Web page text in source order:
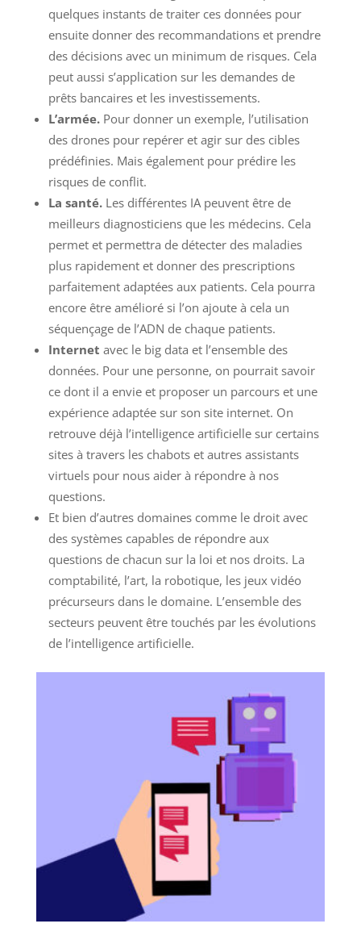
quelques instants de traiter ces données pour
ensuite donner des recommandations et prendre
des décisions avec un minimum de risques. Cela
peut aussi s’application sur les demandes de
prêts bancaires et les investissements.
L’armée.Pour donner un exemple, l’utilisation
des drones pour repérer et agir sur des cibles
prédéfinies. Mais également pour prédire les
risques de conflit.
La santé. Les différentes IA peuvent être de
meilleurs diagnosticiens que les médecins. Cela
permet et permettra de détecter des maladies
plus rapidement et donner des prescriptions
parfaitement adaptées aux patients. Cela pourra
encore être amélioré si l’on ajoute à cela un
séquençage de l’ADN de chaque patients.
Internet avec le big data et l’ensemble des
données. Pour une personne, on pourrait savoir
ce dont il a envie et proposer un parcours et une
expérience adaptée sur son site internet. On
retrouve déjà l’intelligence artificielle sur certains
sites à travers les chabots et autres assistants
virtuels pour nous aider à répondre à nos
questions.
Et bien d’autres domaines comme le droit avec
des systèmes capables de répondre aux
questions de chacun sur la loi et nos droits. La
comptabilité, l’art, la robotique, les jeux vidéo
précurseurs dans le domaine. L’ensemble des
secteurs peuvent être touchés par les évolutions
de l’intelligence artificielle.